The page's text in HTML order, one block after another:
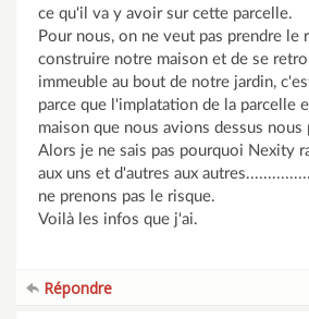
ce qu'il va y avoir sur cette parcelle.
Pour nous, on ne veut pas prendre le
construire notre maison et de se
immeuble au bout de notre jardin,
parce que l'implatation de la parcelle
maison que nous avions dessus nous
Alors je ne sais pas pourquoi Nexity
aux uns et d'autres aux
ne prenons pas le risque.
Voilà les infos que j'ai.
Répondre